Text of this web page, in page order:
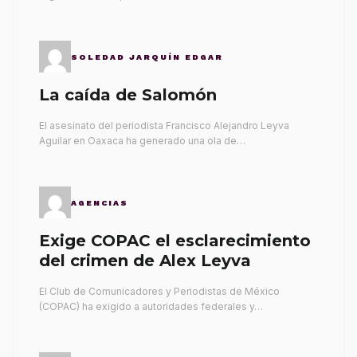
SOLEDAD JARQUÍN EDGAR
La caída de Salomón
El asesinato del periodista Francisco Alejandro Leyva
Aguilar en Oaxaca ha generado una ola de…
AGENCIAS
Exige COPAC el esclarecimiento
del crimen de Alex Leyva
El Club de Comunicadores y Periodistas de México
(COPAC) ha exigido a autoridades federales y…